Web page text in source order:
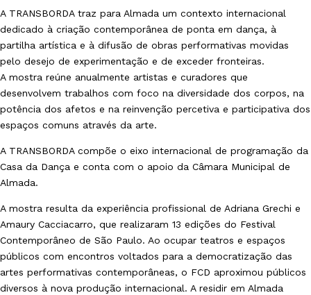
A TRANSBORDA traz para Almada um contexto internacional
dedicado à criação contemporânea de ponta em dança, à
partilha artística e à difusão de obras performativas movidas
pelo desejo de experimentação e de exceder fronteiras.
A mostra reúne anualmente artistas e curadores que
desenvolvem trabalhos com foco na diversidade dos corpos, na
potência dos afetos e na reinvenção percetiva e participativa dos
espaços comuns através da arte.
A TRANSBORDA compõe o eixo internacional de programação da
Casa da Dança e conta com o apoio da Câmara Municipal de
Almada.
A mostra resulta da experiência profissional de Adriana Grechi e
Amaury Cacciacarro, que realizaram 13 edições do Festival
Contemporâneo de São Paulo. Ao ocupar teatros e espaços
públicos com encontros voltados para a democratização das
artes performativas contemporâneas, o FCD aproximou públicos
diversos à nova produção internacional. A residir em Almada